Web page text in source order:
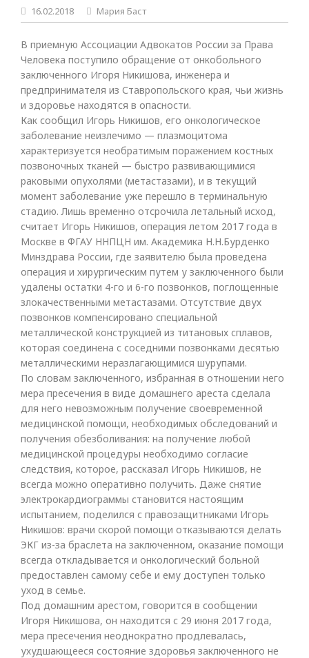
16.02.2018 Мария Баст
В приемную Ассоциации Адвокатов России за Права
Человека поступило обращение от онкобольного
заключенного Игоря Никишова, инженера и
предпринимателя из Ставропольского края, чьи жизнь
и здоровье находятся в опасности.
Как сообщил Игорь Никишов, его онкологическое
заболевание неизлечимо — плазмоцитома
характеризуется необратимым поражением костных
позвоночных тканей — быстро развивающимися
раковыми опухолями (метастазами), и в текущий
момент заболевание уже перешло в терминальную
стадию. Лишь временно отсрочила летальный исход,
считает Игорь Никишов, операция летом 2017 года в
Москве в ФГАУ ННПЦН им. Академика Н.Н.Бурденко
Минздрава России, где заявителю была проведена
операция и хирургическим путем у заключенного были
удалены остатки 4-го и 6-го позвонков, поглощенные
злокачественными метастазами. Отсутствие двух
позвонков компенсировано специальной
металлической конструкцией из титановых сплавов,
которая соединена с соседними позвонками десятью
металлическими неразлагающимися шурупами.
По словам заключенного, избранная в отношении него
мера пресечения в виде домашнего ареста сделала
для него невозможным получение своевременной
медицинской помощи, необходимых обследований и
получения обезболивания: на получение любой
медицинской процедуры необходимо согласие
следствия, которое, рассказал Игорь Никишов, не
всегда можно оперативно получить. Даже снятие
электрокардиограммы становится настоящим
испытанием, поделился с правозащитниками Игорь
Никишов: врачи скорой помощи отказываются делать
ЭКГ из-за браслета на заключенном, оказание помощи
всегда откладывается и онкологический больной
предоставлен самому себе и ему доступен только
уход в семье.
Под домашним арестом, говорится в сообщении
Игоря Никишова, он находится с 29 июня 2017 года,
мера пресечения неоднократно продлевалась,
ухудшающееся состояние здоровья заключенного не